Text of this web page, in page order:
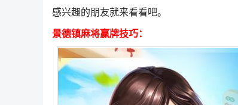
感兴趣的朋友就来看看吧。
景德镇麻将赢牌技巧：